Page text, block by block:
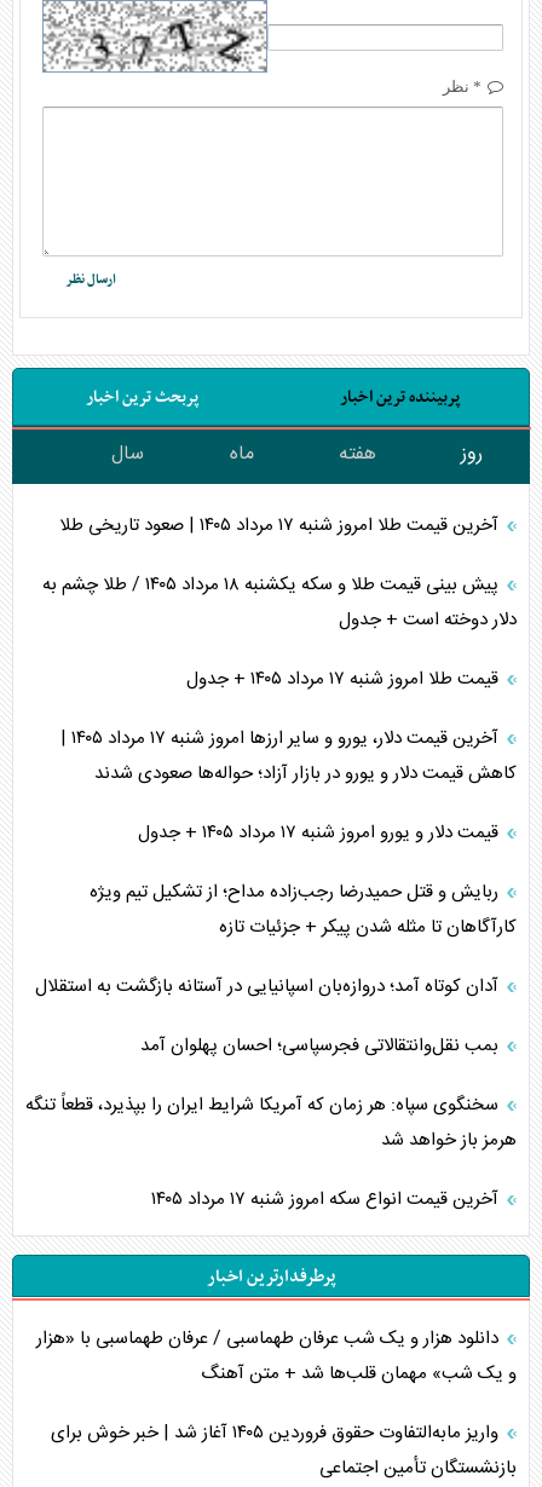
* نظر
پربیننده ترین اخبار پربحث ترین اخبار
روز هفته ماه سال
آخرین قیمت طلا امروز شنبه ۱۷ مرداد ۱۴۰۵ | صعود تاریخی طلا
پیش بینی قیمت طلا و سکه یکشنبه ۱۸ مرداد ۱۴۰۵ / طلا چشم به
دلار دوخته است + جدول
قیمت طلا امروز شنبه ۱۷ مرداد ۱۴۰۵ + جدول
آخرین قیمت دلار، یورو و سایر ارز‌ها امروز شنبه ۱۷ مرداد ۱۴۰۵ |
کاهش قیمت دلار و یورو در بازار آزاد؛ حواله‌ها صعودی شدند
قیمت دلار و یورو امروز شنبه ۱۷ مرداد ۱۴۰۵ + جدول
ربایش و قتل حمیدرضا رجب‌زاده مداح؛ از تشکیل تیم ویژه
کارآگاهان تا مثله شدن پیکر + جزئیات تازه
آدان کوتاه آمد؛ دروازه‌بان اسپانیایی در آستانه بازگشت به استقلال
بمب نقل‌وانتقالاتی فجرسپاسی؛ احسان پهلوان آمد
سخنگوی سپاه: هر زمان که آمریکا شرایط ایران را بپذیرد، قطعاً تنگه
هرمز باز خواهد شد
آخرین قیمت انواع سکه امروز شنبه ۱۷ مرداد ۱۴۰۵
پرطرفدارترین اخبار
دانلود هزار و یک شب عرفان طهماسبی / عرفان طهماسبی با «هزار
و یک شب» مهمان قلب‌ها شد + متن آهنگ
واریز مابه‌التفاوت حقوق فروردین ۱۴۰۵ آغاز شد | خبر خوش برای
بازنشستگان تأمین اجتماعی